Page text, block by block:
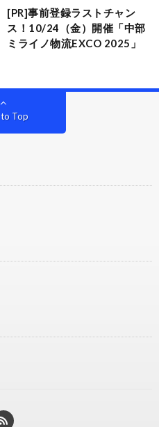
[PR]事前登録ラストチャン
ス！10/24（金）開催「中部
ミライノ物流EXCO 2025」
to Top